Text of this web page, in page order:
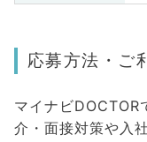
応募方法・ご
マイナビDOCTOR
介・面接対策や入